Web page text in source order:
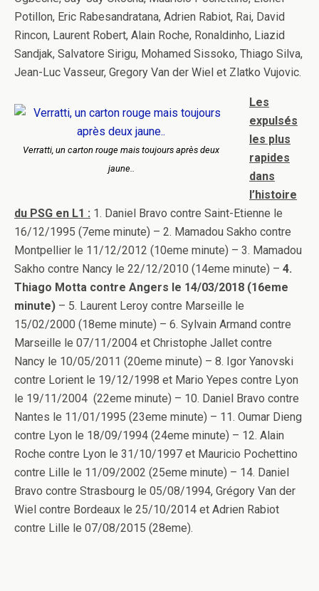
Potillon, Eric Rabesandratana, Adrien Rabiot, Rai, David
Rincon, Laurent Robert, Alain Roche, Ronaldinho, Liazid
Sandjak, Salvatore Sirigu, Mohamed Sissoko, Thiago Silva,
Jean-Luc Vasseur, Gregory Van der Wiel et Zlatko Vujovic.
Verratti, un carton rouge mais toujours après deux
jaune..
Les
expulsés
les plus
rapides
dans
l’histoire
du PSG en L1 : 1. Daniel Bravo contre Saint-Etienne le
16/12/1995 (7eme minute) – 2. Mamadou Sakho contre
Montpellier le 11/12/2012 (10eme minute) – 3. Mamadou
Sakho contre Nancy le 22/12/2010 (14eme minute) – 4.
Thiago Motta contre Angers le 14/03/2018 (16eme
minute) – 5. Laurent Leroy contre Marseille le
15/02/2000 (18eme minute) – 6. Sylvain Armand contre
Marseille le 07/11/2004 et Christophe Jallet contre
Nancy le 10/05/2011 (20eme minute) – 8. Igor Yanovski
contre Lorient le 19/12/1998 et Mario Yepes contre Lyon
le 19/11/2004 (22eme minute) – 10. Daniel Bravo contre
Nantes le 11/01/1995 (23eme minute) – 11. Oumar Dieng
contre Lyon le 18/09/1994 (24eme minute) – 12. Alain
Roche contre Lyon le 31/10/1997 et Mauricio Pochettino
contre Lille le 11/09/2002 (25eme minute) – 14. Daniel
Bravo contre Strasbourg le 05/08/1994, Grégory Van der
Wiel contre Bordeaux le 25/10/2014 et Adrien Rabiot
contre Lille le 07/08/2015 (28eme).